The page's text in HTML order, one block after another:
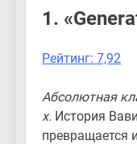
1.
Рейтинг: 7,92
Абсолютная
х. История
превращается